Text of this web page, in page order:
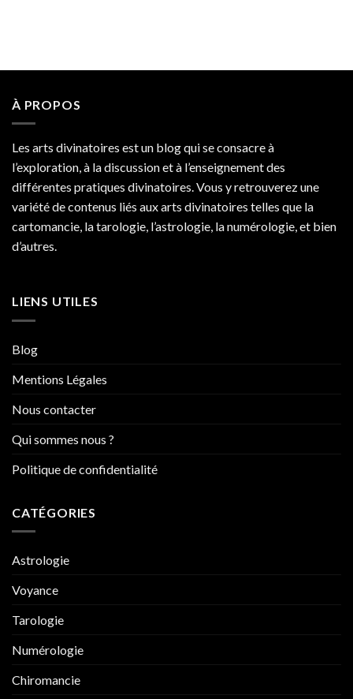
À PROPOS
Les arts divinatoires est un blog qui se consacre à
l’exploration, à la discussion et à l’enseignement des
différentes pratiques divinatoires. Vous y retrouverez une
variété de contenus liés aux arts divinatoires telles que la
cartomancie, la tarologie, l’astrologie, la numérologie, et bien
d’autres.
LIENS UTILES
Blog
Mentions Légales
Nous contacter
Qui sommes nous ?
Politique de confidentialité
CATÉGORIES
Astrologie
Voyance
Tarologie
Numérologie
Chiromancie